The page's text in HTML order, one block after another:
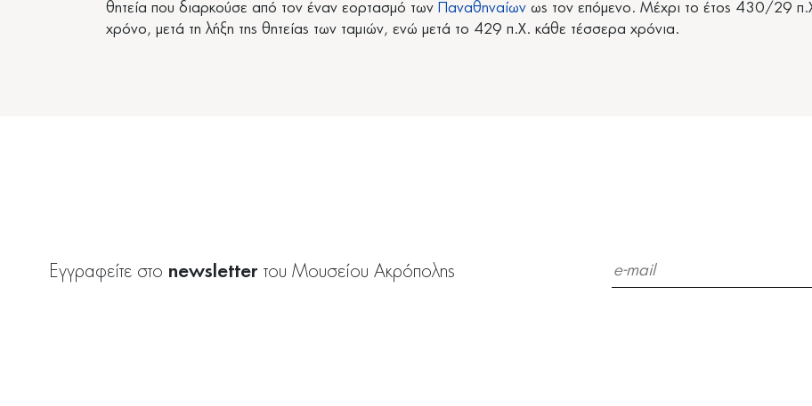
θητεία που διαρκούσε από τον έναν εορτασμό των Παναθηναίων ως τον επόμενο. Μέχρι το έτος 430/29
χρόνο, μετά τη λήξη της θητείας των ταμιών, ενώ μετά το 429 π.Χ. κάθε τέσσερα χρόνια.
Εγγραφείτε στο newsletter του Μουσείου Ακρόπολης